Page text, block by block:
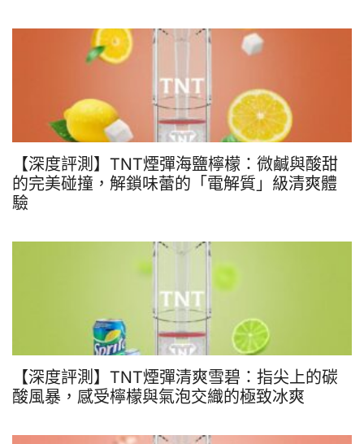
【深度評測】TNT煙彈海鹽檸檬：微鹹與酸甜
的完美碰撞，解鎖味蕾的「電解質」級清爽體
驗
【深度評測】TNT煙彈清爽雪碧：指尖上的碳
酸風暴，感受檸檬與氣泡交織的極致冰爽